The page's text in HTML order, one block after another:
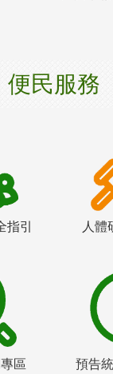
便民服務
引
人體
區
預告